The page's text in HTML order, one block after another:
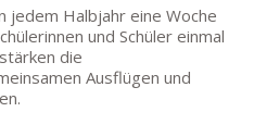
jedem Halbjahr eine Woche
und Schüler einmal
die
Ausflügen und